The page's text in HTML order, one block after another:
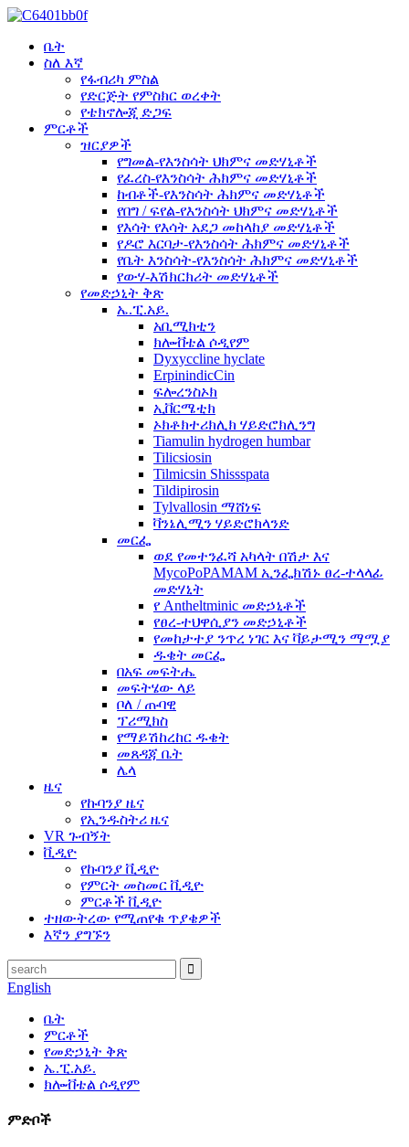
ቤት
ስለ እኛ
የፋብሪካ ምስል
የድርጅት የምስክር ወረቀት
የቴክኖሎጂ ድጋፍ
ምርቶች
ዝርያዎች
የግመል-የእንስሳት ህክምና መድሃኒቶች
የፈረስ-የእንስሳት ሕክምና መድሃኒቶች
ከብቶች-የእንስሳት ሕክምና መድሃኒቶች
የበግ / ፍየል-የእንስሳት ህክምና መድሃኒቶች
የእሳት የእሳት አደጋ መከላከያ መድሃኒቶች
የዶሮ እርባታ-የእንስሳት ሕክምና መድሃኒቶች
የቤት እንስሳት-የእንስሳት ሕክምና መድሃኒቶች
የውሃ-እሽክርክሪት መድሃኒቶች
የመድኃኒት ቅጽ
ኤ.ፒ.አይ.
አቢሚክቲን
ክሎቭቴል ሶዲየም
Dyxyccline hyclate
ErpinindicCin
ፍሎረንስኦክ
ኢቨርሜቲክ
ኦክቶክተሪክሊክ ሃይድሮክሊንግ
Tiamulin hydrogen humbar
Tilicsiosin
Tilmicsin Shissspata
Tildipirosin
Tylvallosin ማሸነፍ
ቫንኔሊሚን ሃይድሮክላንድ
መርፌ
ወደ የመተንፈሻ አካላት በሽታ እና
MycoPoPAMAM ኢንፌክሽኑ ፀረ-ተላላፊ
መድሃኒት
የ Antheltminic መድኃኒቶች
የፀረ-ተህዋሲያን መድኃኒቶች
የመከታተያ ንጥረ ነገር እና ቫይታሚን ማሟያ
ዱቄት መርፌ
በአፍ መፍትሔ
መፍትሄው ላይ
ቦለ / ጡባዊ
ፕሪሚክስ
የማይሽከረከር ዱቄት
መጸዳጃ ቤት
ሌላ
ዜና
የኩባንያ ዜና
የኢንዱስትሪ ዜና
VR ጉብኝት
ቪዲዮ
የኩባንያ ቪዲዮ
የምርት መስመር ቪዲዮ
ምርቶች ቪዲዮ
ተዘውትረው የሚጠየቁ ጥያቄዎች
እኛን ያግኙን
English
ቤት
ምርቶች
የመድኃኒት ቅጽ
ኤ.ፒ.አይ.
ክሎቭቴል ሶዲየም
ምድቦች